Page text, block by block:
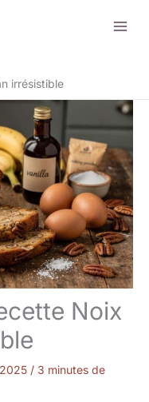
irrésistible
Noix
/ 3 minutes de